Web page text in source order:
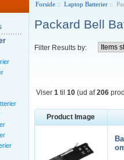
Forside :: Laptop Batterier ::
Packard Bell
Filter Results by:
Viser 1 til 10 (ud af206
Product Image